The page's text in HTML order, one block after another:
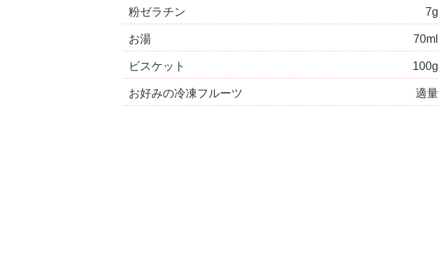
粉ゼラチン 7g
お湯 70ml
ビスケット 100g
お好みの冷凍フルーツ 適量